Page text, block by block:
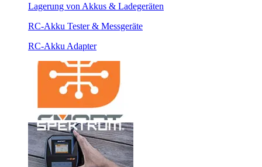
Lagerung von Akkus & Ladegeräten
RC-Akku Tester & Messgeräte
RC-Akku Adapter